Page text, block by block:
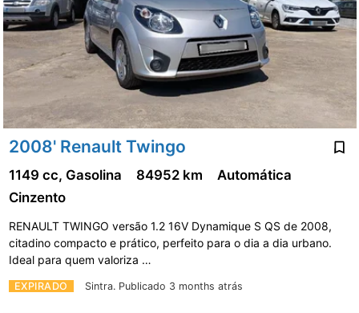
2008' Renault Twingo
EXPIRADO Sintra. Publicado 3 months atrás
1149 cc, Gasolina 84952 km
Automática
Cinzento
RENAULT TWINGO versão 1.2 16V Dynamique S QS de 2008,
citadino compacto e prático, perfeito para o dia a dia urbano.
Ideal para quem valoriza …